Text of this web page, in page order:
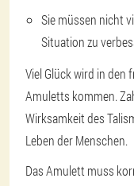
Sie müssen nicht
Situation zu
Viel Glück wird in den
Amuletts kommen.
Wirksamkeit des
Leben der Menschen.
Das Amulett muss